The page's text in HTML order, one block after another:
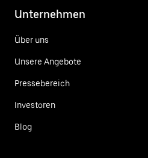
Unternehmen
Über uns
Unsere Angebote
Pressebereich
Investoren
Blog